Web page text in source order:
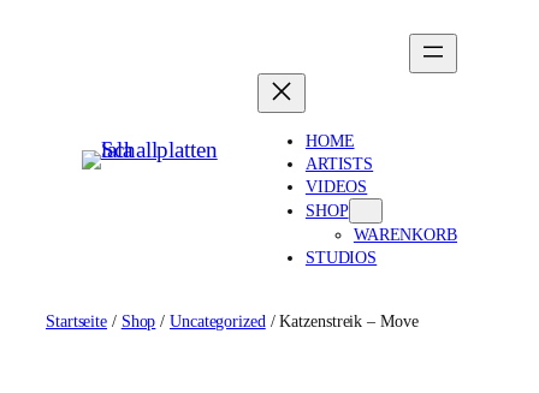
HOME
ARTISTS
VIDEOS
SHOP
WARENKORB
STUDIOS
Startseite / Shop /Uncategorized/ Katzenstreik – Move